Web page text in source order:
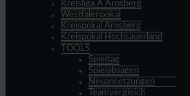
Kreisliga A Arnsberg
Westfalenpokal
Kreispokal Arnsberg
Kreispokal Hochsauerland
TOOLS
Spieltag
Spielabsagen
Neuansetzungen
Teamvergleich